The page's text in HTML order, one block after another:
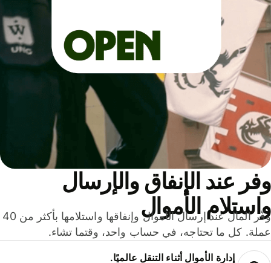
عند الإنفاق والإرسال
الأموال
وفّر المال عند إرسال الأموال وإنفاقها واستلامها بأكثر من 40
كل ما تحتاجه، في حساب واحد، وقتما تشاء.
إدارة الأموال أثناء التنقل عالميًا.